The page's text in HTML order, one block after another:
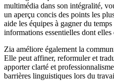
multimédia dans son intégralité,
un aperçu concis des points les
aide les équipes à gagner du
informations essentielles dont
Zia améliore également la
Elle peut affiner, reformuler et
apporter clarté et
barrières linguistiques lors du